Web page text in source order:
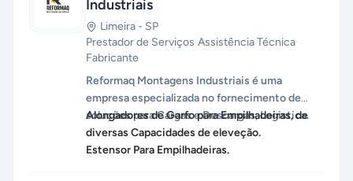
Industriais
Limeira - SP
Prestador de Serviços·Assistência Técnica·
Fabricante
Reformaq Montagens Industriais é uma
empresa especializada no fornecimento de
soluções para Cargas e Descargas, Logistica.
Alongadores de Garfo para Empilhadeiras, de
diversas Capacidades de eleveção.
Estensor Para Empilhadeiras.